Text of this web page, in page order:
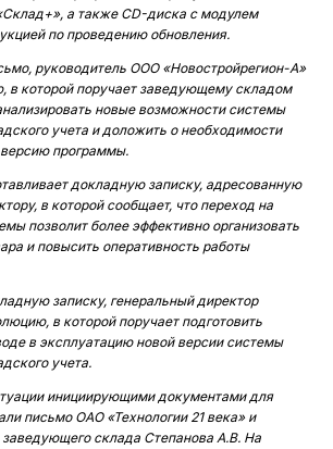
а также CD-диска с ­модулем
по проведению обновления.
руководитель ООО «Новостройрегион-А»
в которой поручает заведующему складом
новые возможности системы
учета и доложить о необходимости
программы.
докладную записку, адресованную
в которой сообщает, что переход на
позволит более эффективно организовать
и повысить оперативность работы
записку, генеральный директор
в которой поручает подготовить
в эксплуатацию новой версии системы
учета.
инициирующими документами для
письмо ОАО «Технологии 21 века» и
склада Степанова А.В. На